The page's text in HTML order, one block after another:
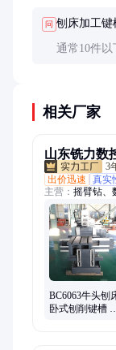
问 刨床加工键
通常10件
相关厂家
山东铣力数
3
出价迅速
真实
主营： 摇臂钻、
床、钻铣床、
钻床、旋转铣
圆盘刀库、自
件、卧式车床
BC6063牛头刨
卧式刨削键槽